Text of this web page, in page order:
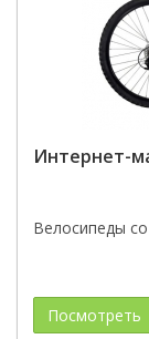
Интернет-
Велосипеды
Посмотреть